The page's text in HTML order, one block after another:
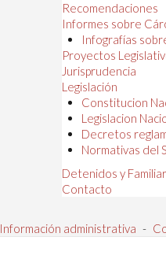
Recomendaciones
Informes sobre
Infografías
Proyectos
Jurisprudencia
Legislación
Constitucion
Legislacion
Decretos
Normativas del
Detenidos y
Contacto
Información administrativa -